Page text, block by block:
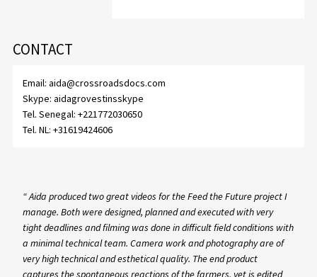
CONTACT
Email:aida@crossroadsdocs.com
Skype:aidagrovestinsskype
Tel. Senegal: +221772030650
Tel. NL:+31619424606
“ Aida produced two great videos for the Feed the Future project I
manage. Both were designed, planned and executed with very
tight deadlines and filming was done in difficult field conditions with
a minimal technical team. Camera work and photography are of
very high technical and esthetical quality. The end product
captures the spontaneous reactions of the farmers, yet is edited